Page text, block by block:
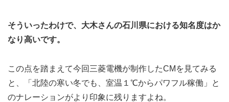
そういったわけで、大木さんの石川県における知名度はか
なり高いです。
この点を踏まえて今回三菱電機が制作したCMを見てみる
と、「北陸の寒い冬でも、室温１℃からパワフル稼働」と
のナレーションがより印象に残りますよね。